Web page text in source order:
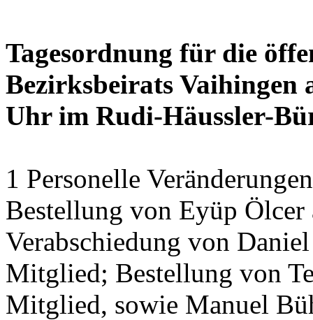
Tagesordnung für die
Bezirksbeirats Vaihingen
Uhr im Rudi-Häussler-
1 Personelle
Bestellung von Eyüp
Verabschiedung von
Mitglied; Bestellung von
Mitglied, sowie Manuel